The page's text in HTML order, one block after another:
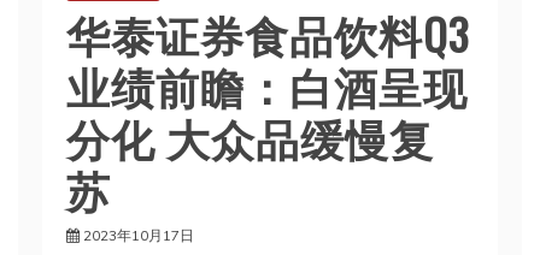
华泰证券食品饮料Q3
业绩前瞻：白酒呈现
分化 大众品缓慢复
苏
2023年10月17日